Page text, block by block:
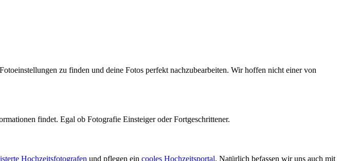
zu finden und deine Fotos perfekt nachzubearbeiten. Wir hoffen nicht einer von
findet. Egal ob Fotografie Einsteiger oder Fortgeschrittener.
Hochzeitsfotografen und pflegen ein cooles Hochzeitsportal. Natürlich befassen wir uns auch mit